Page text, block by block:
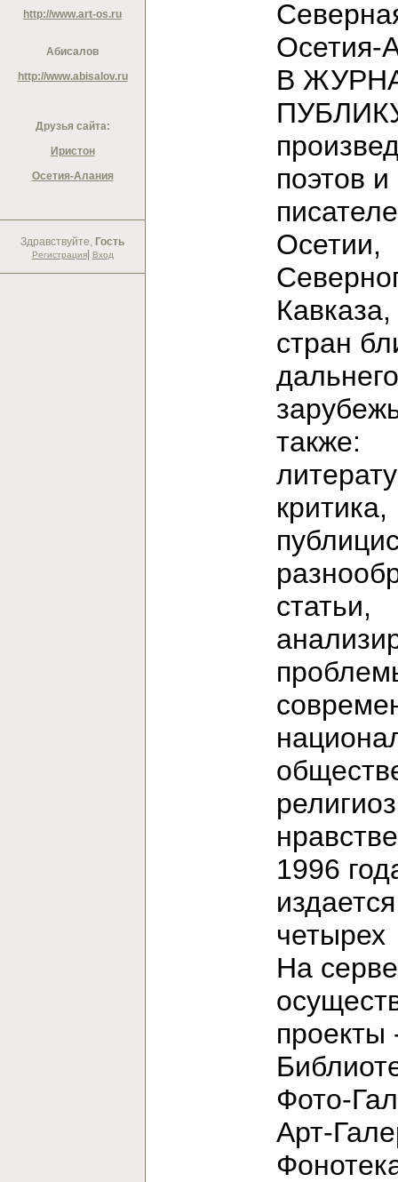
http://www.art-os.ru
Абисалов
http://www.abisalov.ru
Друзья сайта:
Иристон
Осетия-Алания
Здравствуйте, Гость
Регистрация| Вход
В
поэтов и
Осетии,
стран
дальнего
также:
критика,
статьи,
1996
На
проекты
Фото-
Арт-